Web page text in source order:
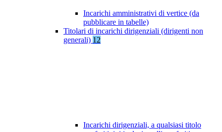
Incarichi amministrativi di vertice (da
pubblicare in tabelle)
Titolari di incarichi dirigenziali (dirigenti non
generali) 12
Incarichi dirigenziali, a qualsiasi titolo